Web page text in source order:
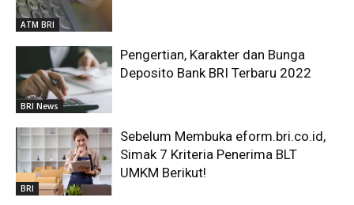
ATM BRI
BRI News
Pengertian, Karakter dan Bunga
Deposito Bank BRI Terbaru 2022
BRI
Sebelum Membuka eform.bri.co.id,
Simak 7 Kriteria Penerima BLT
UMKM Berikut!